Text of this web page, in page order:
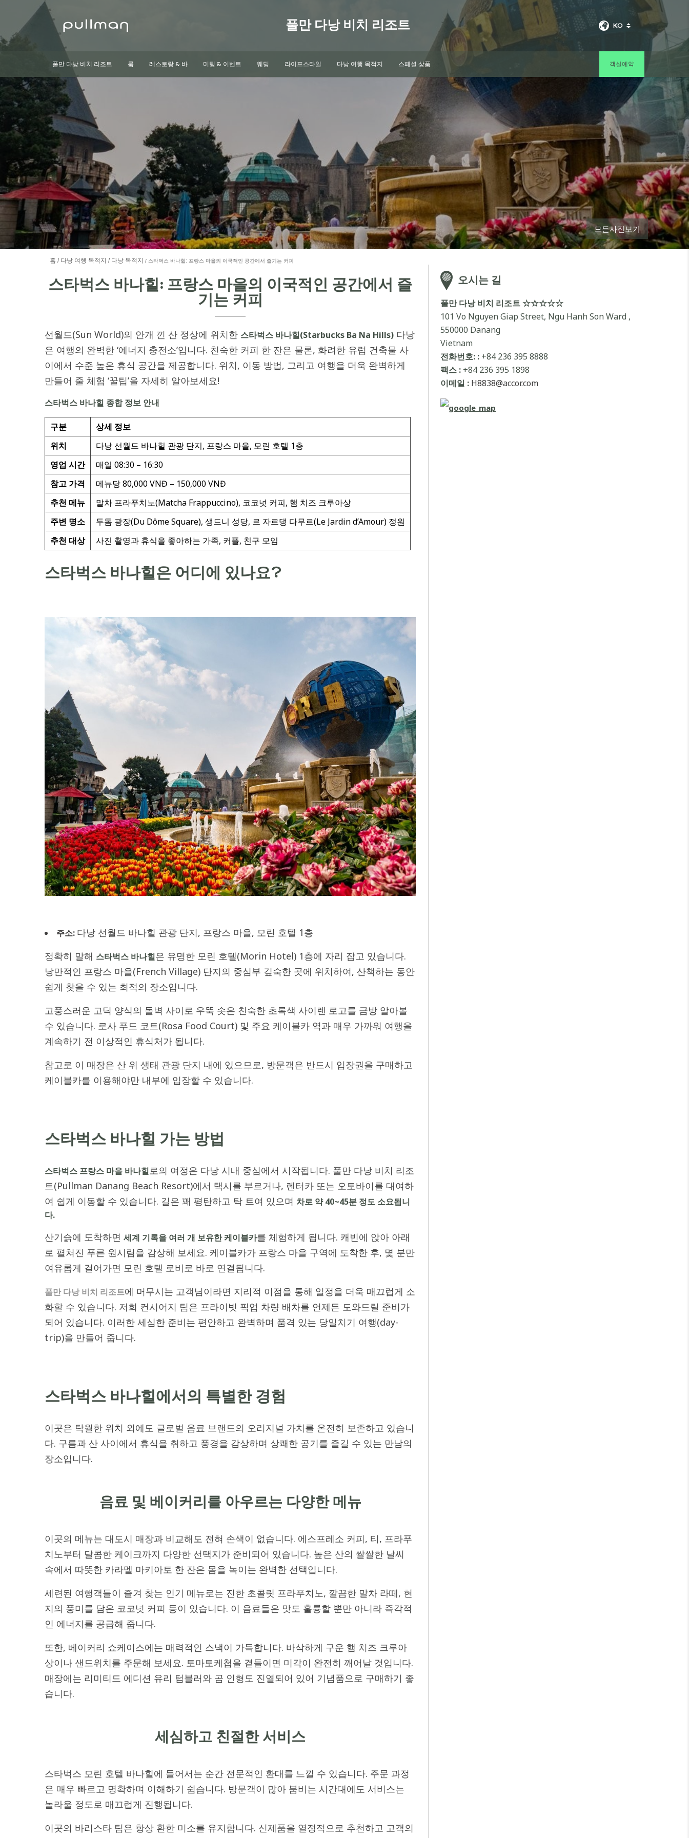
풀만 다낭 비치 리조트 KO
풀만 다낭 비치 리조트 룸 레스토랑 & 바 미팅 & 이벤트 웨딩 라이프스타일 다낭 여행 목적지 스페셜 상품 객실예약
모든사진보기
홈 다낭 여행 목적지 다낭 목적지 스타벅스 바나힐: 프랑스 마을의 이국적인 공간에서 즐기는 커피
스타벅스 바나힐: 프랑스 마을의 이국적인 공간에서 즐
기는 커피
선월드(Sun World)의 안개 낀 산 정상에 위치한 스타벅스 바나힐(Starbucks Ba Na Hills) 다낭
은 여행의 완벽한 ‘에너지 충전소’입니다. 친숙한 커피 한 잔은 물론, 화려한 유럽 건축물 사
이에서 수준 높은 휴식 공간을 제공합니다. 위치, 이동 방법, 그리고 여행을 더욱 완벽하게
만들어 줄 체험 ‘꿀팁’을 자세히 알아보세요!
스타벅스 바나힐 종합 정보 안내
구분
상세 정보
위치
다낭 선월드 바나힐 관광 단지, 프랑스 마을, 모린 호텔 1층
영업 시간
매일 08:30 – 16:30
참고 가격
메뉴당 80,000 VNĐ – 150,000 VNĐ
추천 메뉴
말차 프라푸치노(Matcha Frappuccino), 코코넛 커피, 햄 치즈 크루아상
주변 명소
두돔 광장(Du Dôme Square), 생드니 성당, 르 자르댕 다무르(Le Jardin d’Amour) 정원
추천 대상
사진 촬영과 휴식을 좋아하는 가족, 커플, 친구 모임
스타벅스 바나힐은 어디에 있나요?
주소: 다낭 선월드 바나힐 관광 단지, 프랑스 마을, 모린 호텔 1층
정확히 말해 스타벅스 바나힐은 유명한 모린 호텔(Morin Hotel) 1층에 자리 잡고 있습니다.
낭만적인 프랑스 마을(French Village) 단지의 중심부 깊숙한 곳에 위치하여, 산책하는 동안
쉽게 찾을 수 있는 최적의 장소입니다.
고풍스러운 고딕 양식의 돌벽 사이로 우뚝 솟은 친숙한 초록색 사이렌 로고를 금방 알아볼
수 있습니다. 로사 푸드 코트(Rosa Food Court) 및 주요 케이블카 역과 매우 가까워 여행을
계속하기 전 이상적인 휴식처가 됩니다.
참고로 이 매장은 산 위 생태 관광 단지 내에 있으므로, 방문객은 반드시 입장권을 구매하고
케이블카를 이용해야만 내부에 입장할 수 있습니다.
스타벅스 바나힐 가는 방법
스타벅스 프랑스 마을 바나힐로의 여정은 다낭 시내 중심에서 시작됩니다. 풀만 다낭 비치 리조
트(Pullman Danang Beach Resort)에서 택시를 부르거나, 렌터카 또는 오토바이를 대여하
여 쉽게 이동할 수 있습니다. 길은 꽤 평탄하고 탁 트여 있으며 차로 약 40~45분 정도 소요됩니
다.
산기슭에 도착하면 세계 기록을 여러 개 보유한 케이블카를 체험하게 됩니다. 캐빈에 앉아 아래
로 펼쳐진 푸른 원시림을 감상해 보세요. 케이블카가 프랑스 마을 구역에 도착한 후, 몇 분만
여유롭게 걸어가면 모린 호텔 로비로 바로 연결됩니다.
풀만 다낭 비치 리조트에 머무시는 고객님이라면 지리적 이점을 통해 일정을 더욱 매끄럽게 소
화할 수 있습니다. 저희 컨시어지 팀은 프라이빗 픽업 차량 배차를 언제든 도와드릴 준비가
되어 있습니다. 이러한 세심한 준비는 편안하고 완벽하며 품격 있는 당일치기 여행(day-
trip)을 만들어 줍니다.
스타벅스 바나힐에서의 특별한 경험
이곳은 탁월한 위치 외에도 글로벌 음료 브랜드의 오리지널 가치를 온전히 보존하고 있습니
다. 구름과 산 사이에서 휴식을 취하고 풍경을 감상하며 상쾌한 공기를 즐길 수 있는 만남의
장소입니다.
음료 및 베이커리를 아우르는 다양한 메뉴
이곳의 메뉴는 대도시 매장과 비교해도 전혀 손색이 없습니다. 에스프레소 커피, 티, 프라푸
치노부터 달콤한 케이크까지 다양한 선택지가 준비되어 있습니다. 높은 산의 쌀쌀한 날씨
속에서 따뜻한 카라멜 마키아토 한 잔은 몸을 녹이는 완벽한 선택입니다.
세련된 여행객들이 즐겨 찾는 인기 메뉴로는 진한 초콜릿 프라푸치노, 깔끔한 말차 라떼, 현
지의 풍미를 담은 코코넛 커피 등이 있습니다. 이 음료들은 맛도 훌륭할 뿐만 아니라 즉각적
인 에너지를 공급해 줍니다.
또한, 베이커리 쇼케이스에는 매력적인 스낵이 가득합니다. 바삭하게 구운 햄 치즈 크루아
상이나 샌드위치를 주문해 보세요. 토마토케첩을 곁들이면 미각이 완전히 깨어날 것입니다.
매장에는 리미티드 에디션 유리 텀블러와 곰 인형도 진열되어 있어 기념품으로 구매하기 좋
습니다.
세심하고 친절한 서비스
스타벅스 모린 호텔 바나힐에 들어서는 순간 전문적인 환대를 느낄 수 있습니다. 주문 과정
은 매우 빠르고 명확하며 이해하기 쉽습니다. 방문객이 많아 붐비는 시간대에도 서비스는
놀라울 정도로 매끄럽게 진행됩니다.
이곳의 바리스타 팀은 항상 환한 미소를 유지합니다. 신제품을 열정적으로 추천하고 고객의
오시는 길
풀만 다낭 비치 리조트 ☆☆☆☆☆
101 Vo Nguyen Giap Street, Ngu Hanh Son Ward ,
550000 Danang
Vietnam
전화번호: : +84 236 395 8888
팩스 : +84 236 395 1898
이메일 : H8838@accor.com